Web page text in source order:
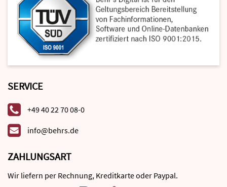
SERVICE
+49 40 22 70 08-0
info@behrs.de
ZAHLUNGSART
Wir liefern per Rechnung, Kreditkarte oder Paypal.